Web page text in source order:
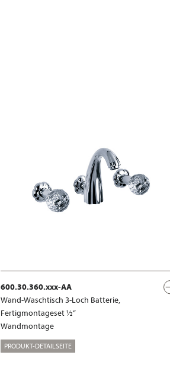
600.30.360.xxx-AA
Wand-Waschtisch 3-Loch Batterie,
Fertigmontageset ½“
Wandmontage
PRODUKT-DETAILSEITE